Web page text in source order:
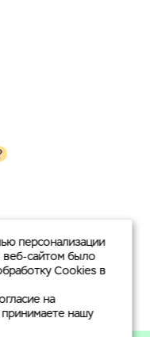
формат, макс. 20
среды
персонализации
веб-сайтом было
Cookies в
на
нашу